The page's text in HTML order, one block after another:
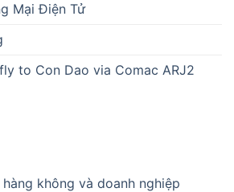
Mại Điện Tử
to Con Dao via Comac ARJ2
không và doanh nghiệp